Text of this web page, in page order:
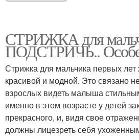
СТРИЖКА для
ПОДСТРИЧЬ..
Стрижка для мальчика первых
красивой и модной. Это связано
взрослых видеть малыша
именно в этом возрасте у детей
прекрасного, и, видя свое
должны лицезреть себя